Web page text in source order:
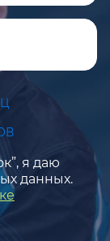
я даю
данных.